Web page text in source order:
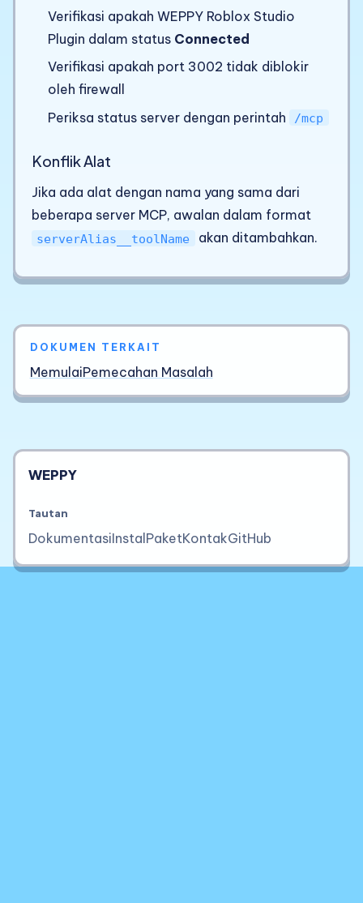
Verifikasi apakah WEPPY Roblox Studio
Plugin dalam status Connected
Verifikasi apakah port 3002 tidak diblokir
oleh firewall
Periksa status server dengan perintah
/mcp
Konflik Alat
Jika ada alat dengan nama yang sama dari
beberapa server MCP, awalan dalam format
serverAlias__toolName akan ditambahkan.
DOKUMEN TERKAIT
MemulaiPemecahan Masalah
WEPPY
Tautan
DokumentasiInstal PaketKontakGitHub